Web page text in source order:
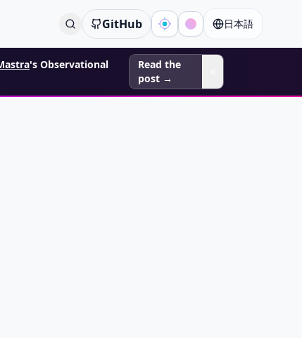
GitHub 日本語
's Observational
Read the
post →